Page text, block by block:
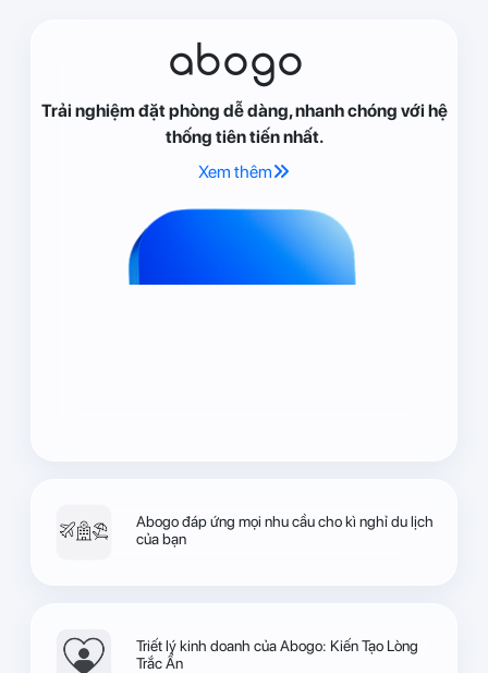
abogo
Trải nghiệm đặt phòng dễ dàng, nhanh chóng với hệ
thống tiên tiến nhất.
Xem thêm
Abogo đáp ứng mọi nhu cầu cho kì nghỉ du lịch
của bạn
Triết lý kinh doanh của Abogo: Kiến Tạo Lòng
Trắc Ẩn